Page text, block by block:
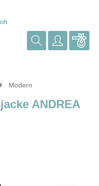
Modern
ANDREA